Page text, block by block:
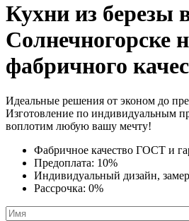
Кухни из березы
Солнечногорске
фабричного
Идеальные решения от эконом до
Изготовление по индивидуальным
воплотим любую вашу мечту!
Фабричное качество ГОСТ и
Предоплата: 10%
Индивидуальный дизайн,
Рассрочка: 0%